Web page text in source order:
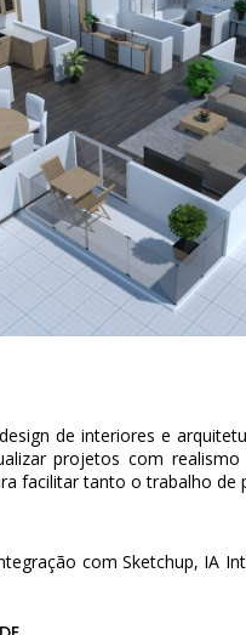
de interiores e
projetos com
facilitar tanto o trabalho de
com Sketchup, IA